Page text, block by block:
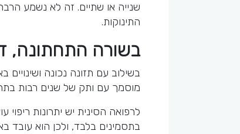
שנייה או שתיים. זה לא נשמע
התינוקות.
בשורה התחתונה,
בשילוב עם תזונה נכונה ושינויים
מוסמך עם ותק של שנים רבות
לרפואה הסינית יש יתרונות
בתסמינים בלבד, ולכן הוא עובד